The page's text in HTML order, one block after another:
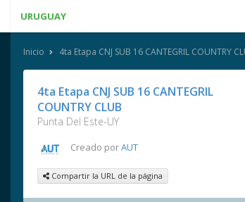
URUGUAY
Inicio 4ta Etapa CNJ SUB 16 CANTEGRIL COUNTRY
4ta Etapa CNJ SUB 16 CANTEGRIL
COUNTRY CLUB
Punta Del Este-UY
Creado porAUT
Compartir la URL de la página